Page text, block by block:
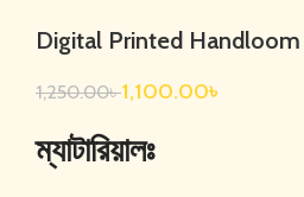
Digital Printed
1,250.00৳1,100.00৳
ম্যাটারিয়ালঃ